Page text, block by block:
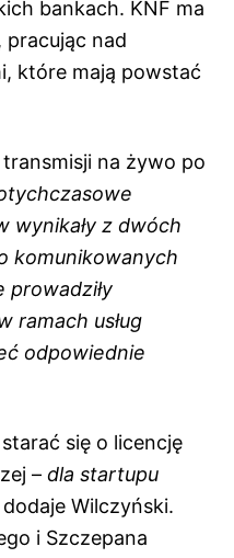
bankach. KNF ma
pracując nad
które mają powstać
na żywo po
wynikały z dwóch
komunikowanych
prowadziły
ramach usług
odpowiednie
się o licencję
– dla startupu
dodaje Wilczyński.
i Szczepana